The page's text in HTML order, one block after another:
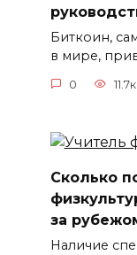
Биткоин,
в мире,
0 11.7к.
Сколько
за
Наличие